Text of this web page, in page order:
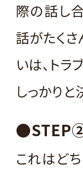
際の話し
話がたく
いは、ト
しっかりと
●STEP②
これはど